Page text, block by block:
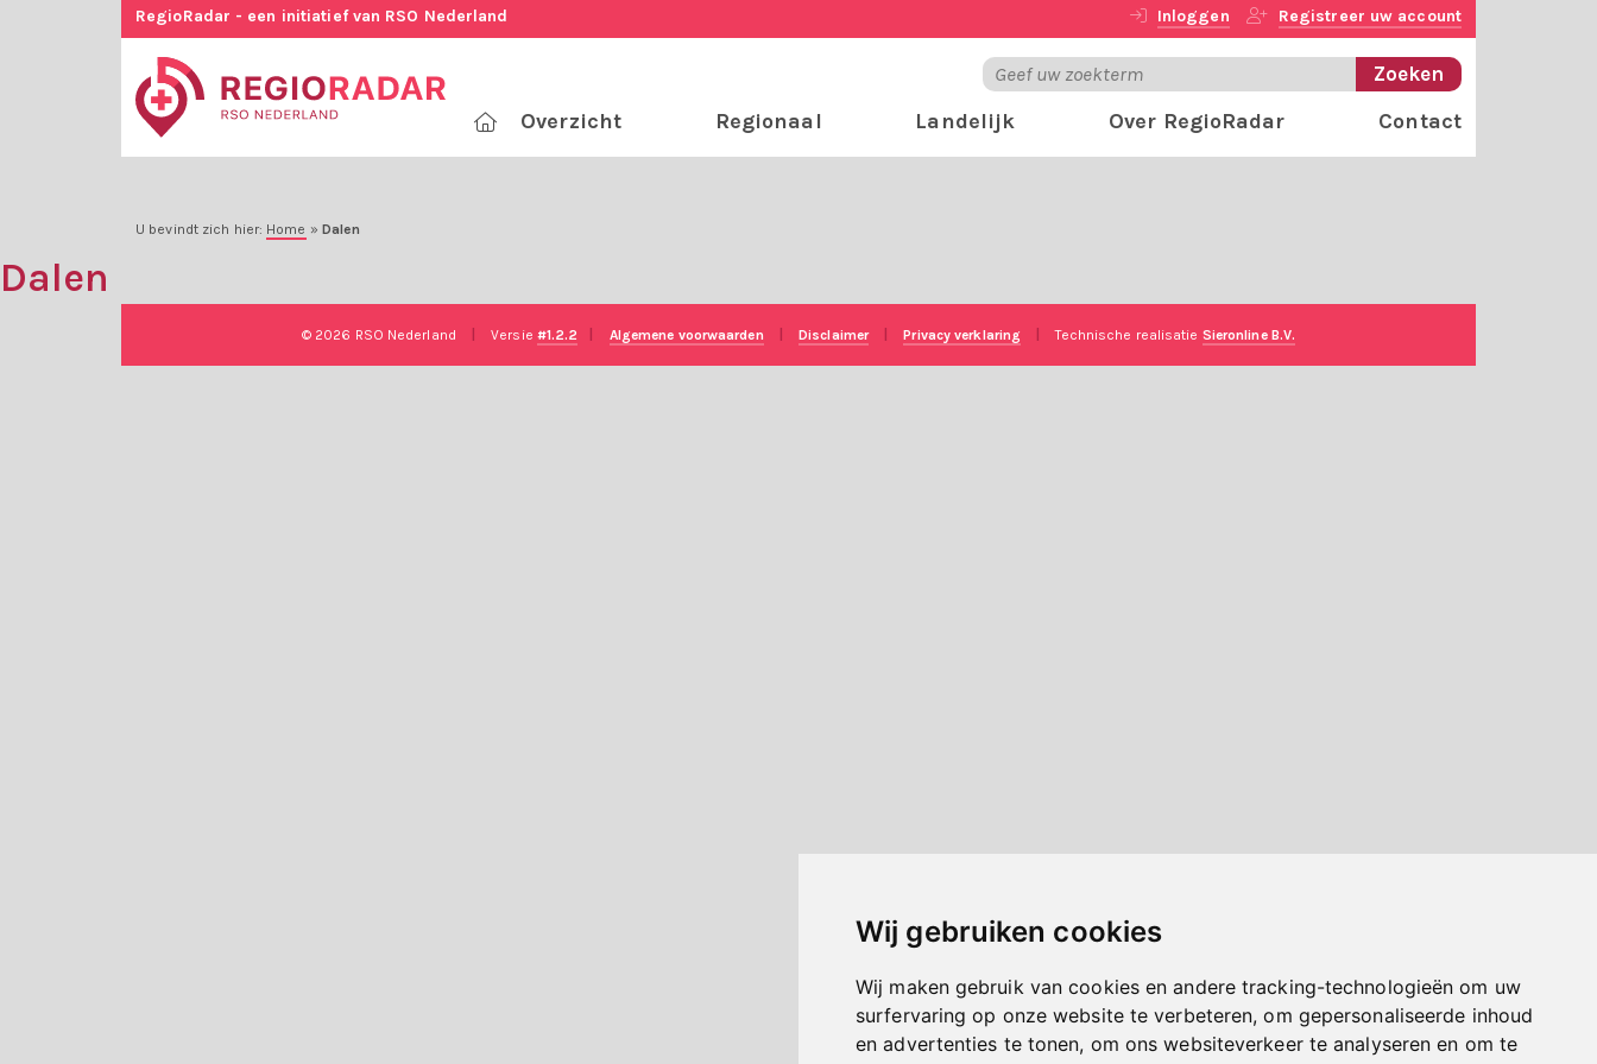
Wij gebruiken cookies
Wij maken gebruik van cookies en andere tracking-technologieën om uw
surfervaring op onze website te verbeteren, om gepersonaliseerde inhoud
en advertenties te tonen, om ons websiteverkeer te analyseren en om te
RegioRadar - een initiatief van RSO Nederland Inloggen Registreer uw account
Overzicht Regionaal Landelijk Over RegioRadar Contact
U bevindt zich hier: Home » Dalen
Dalen
© 2026 RSO Nederland Versie #1.2.2 Algemene voorwaarden Disclaimer Privacy verklaring Technische realisatie Sieronline B.V.